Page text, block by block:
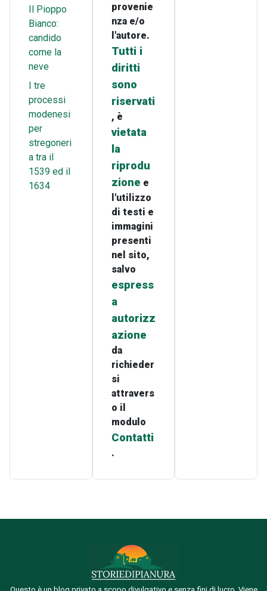
Il Pioppo
Bianco:
candido
come la
neve
I tre
processi
modenesi
per
stregoneri
a tra il
1539 ed il
1634
provenie
nza e/o
l'autore.
Tutti i
diritti
sono
riservati
, è
vietata
la
riprodu
zione e
l'utilizzo
di testi e
immagini
presenti
nel sito,
salvo
espress
a
autorizz
azione
da
richieder
si
attravers
o il
modulo
Contatti
.